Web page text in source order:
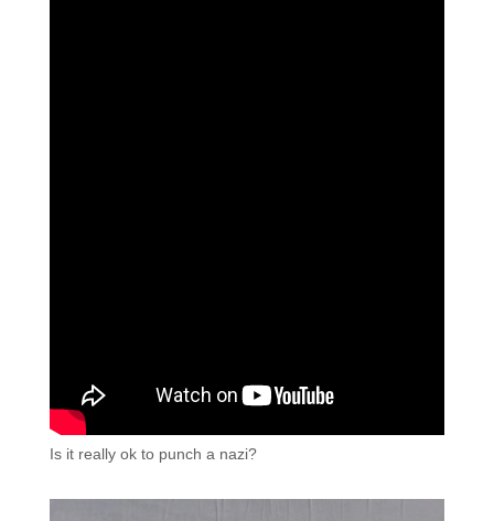
Is it really ok to punch a nazi?